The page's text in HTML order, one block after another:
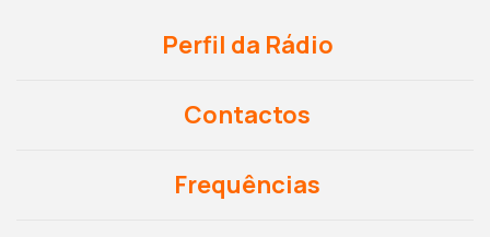
Perfil da Rádio
Contactos
Frequências